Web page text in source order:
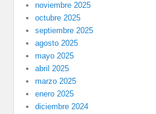
noviembre 2025
octubre 2025
septiembre 2025
agosto 2025
mayo 2025
abril 2025
marzo 2025
enero 2025
diciembre 2024